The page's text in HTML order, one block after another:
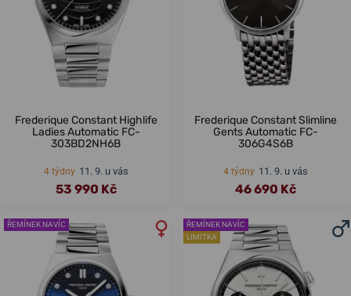
Frederique Constant Highlife
Ladies Automatic FC-
303BD2NH6B
4 týdny 11. 9. u vás
53 990 Kč
Frederique Constant Slimline
Gents Automatic FC-
306G4S6B
4 týdny 11. 9. u vás
46 690 Kč
ŘEMÍNEK NAVÍC
ŘEMÍNEK NAVÍC
LIMITKA